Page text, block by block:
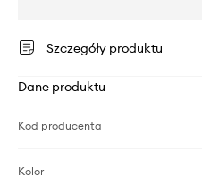
Szczegóły produktu
Dane produktu
Kod producenta
Kolor